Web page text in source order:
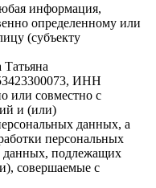
информация,
определенному или
(субъекту
ИНН
или совместно с
и (или)
данных, а
персональных
данных, подлежащих
совершаемые с